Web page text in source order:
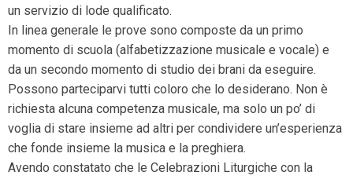
un servizio di lode qualificato.
In linea generale le prove sono composte da un primo
momento di scuola (alfabetizzazione musicale e vocale) e
da un secondo momento di studio dei brani da eseguire.
Possono parteciparvi tutti coloro che lo desiderano. Non è
richiesta alcuna competenza musicale, ma solo un po’ di
voglia di stare insieme ad altri per condividere un’esperienza
che fonde insieme la musica e la preghiera.
Avendo constatato che le Celebrazioni Liturgiche con la